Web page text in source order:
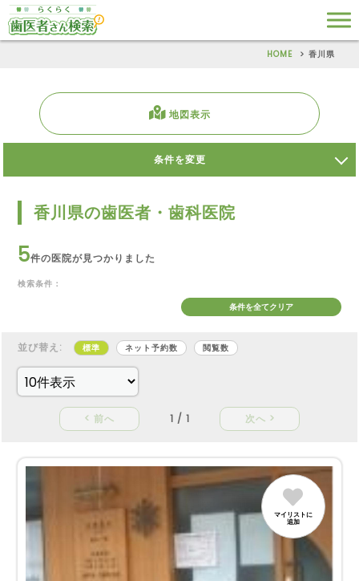
HOME 香川県
地図表示
条件を変更
香川県の歯医者・歯科医院
5件の医院が見つかりました
検索条件：
条件を全てクリア
並び替え: 標準 ネット予約数 閲覧数
< 前へ 1 / 1 次へ >
マイリストに
追加